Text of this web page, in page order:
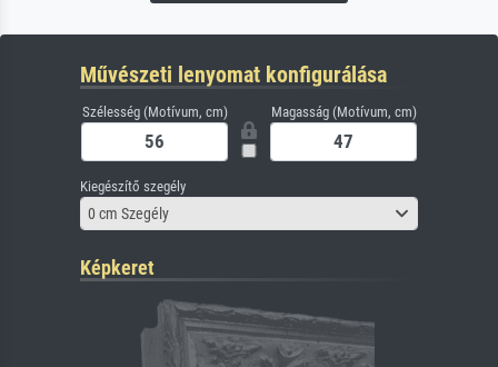
Művészeti lenyomat konfigurálása
Szélesség (Motívum, cm) Magasság (Motívum, cm)
Kiegészítő szegély
0 cm Szegély
Képkeret